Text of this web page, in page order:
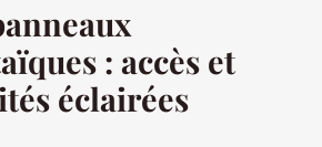
: accès et
éclairées